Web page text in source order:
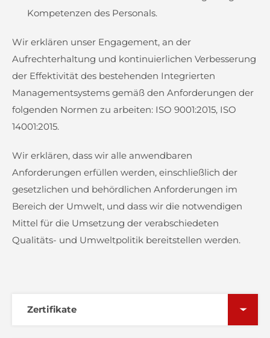
Kompetenzen des Personals.
Wir erklären unser Engagement, an der
Aufrechterhaltung und kontinuierlichen Verbesserung
der Effektivität des bestehenden Integrierten
Managementsystems gemäß den Anforderungen der
folgenden Normen zu arbeiten: ISO 9001:2015, ISO
14001:2015.
Wir erklären, dass wir alle anwendbaren
Anforderungen erfüllen werden, einschließlich der
gesetzlichen und behördlichen Anforderungen im
Bereich der Umwelt, und dass wir die notwendigen
Mittel für die Umsetzung der verabschiedeten
Qualitäts- und Umweltpolitik bereitstellen werden.
Zertifikate